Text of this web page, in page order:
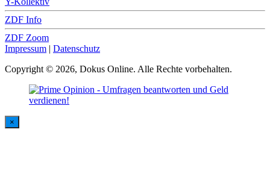
ZDF Info
ZDF Zoom
Impressum | Datenschutz
Copyright © 2026, Dokus Online. Alle Rechte vorbehalten.
×